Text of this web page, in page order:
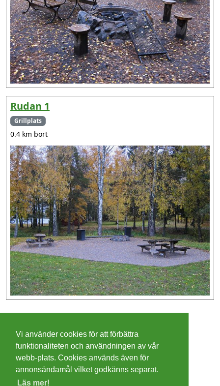
Rudan 1
Grillplats
0.4 km bort
Cookies
Integritetspolicy
Vi använder cookies för att förbättra
funktionaliteten och användningen av vår
webb-plats. Cookies används även för
annonsändamål vilket godkänns separat.
Läs mer!